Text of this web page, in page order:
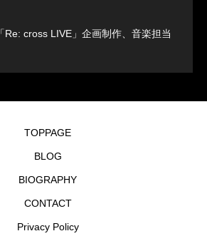
「Re: cross LIVE」企画制作、音楽担当
TOPPAGE
BLOG
BIOGRAPHY
CONTACT
Privacy Policy